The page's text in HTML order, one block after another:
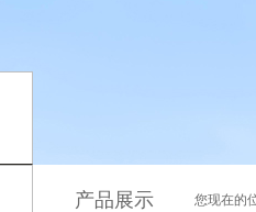
产品展示 您现在的